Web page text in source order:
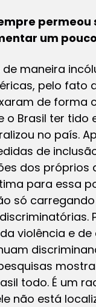
um
maneira
pelo fato
de forma
o Brasil ter
no país.
de
dos próprios
para essa
só
violência e
todo. É um
não está